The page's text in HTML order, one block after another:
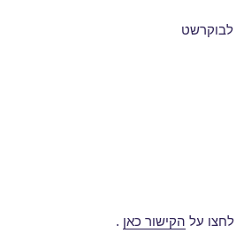
לבוקרשט
על הקישור כאן .